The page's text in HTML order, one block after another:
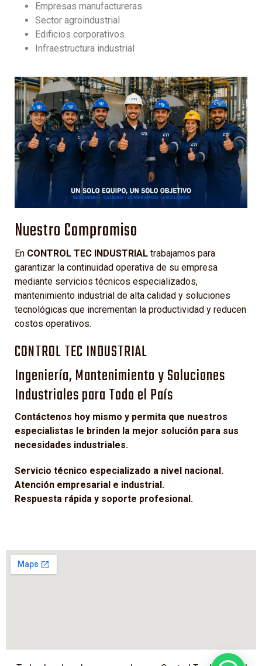
Empresas manufactureras
Sector agroindustrial
Edificios corporativos
Infraestructura industrial
Nuestro Compromiso
En CONTROL TEC INDUSTRIAL trabajamos para
garantizar la continuidad operativa de su empresa
mediante servicios técnicos especializados,
mantenimiento industrial de alta calidad y soluciones
tecnológicas que incrementan la productividad y reducen
costos operativos.
CONTROL TEC INDUSTRIAL
Ingeniería, Mantenimiento y Soluciones
Industriales para Todo el País
Contáctenos hoy mismo y permita que nuestros
especialistas le brinden la mejor solución para sus
necesidades industriales.
Servicio técnico especializado a nivel nacional.
Atención empresarial e industrial.
Respuesta rápida y soporte profesional.